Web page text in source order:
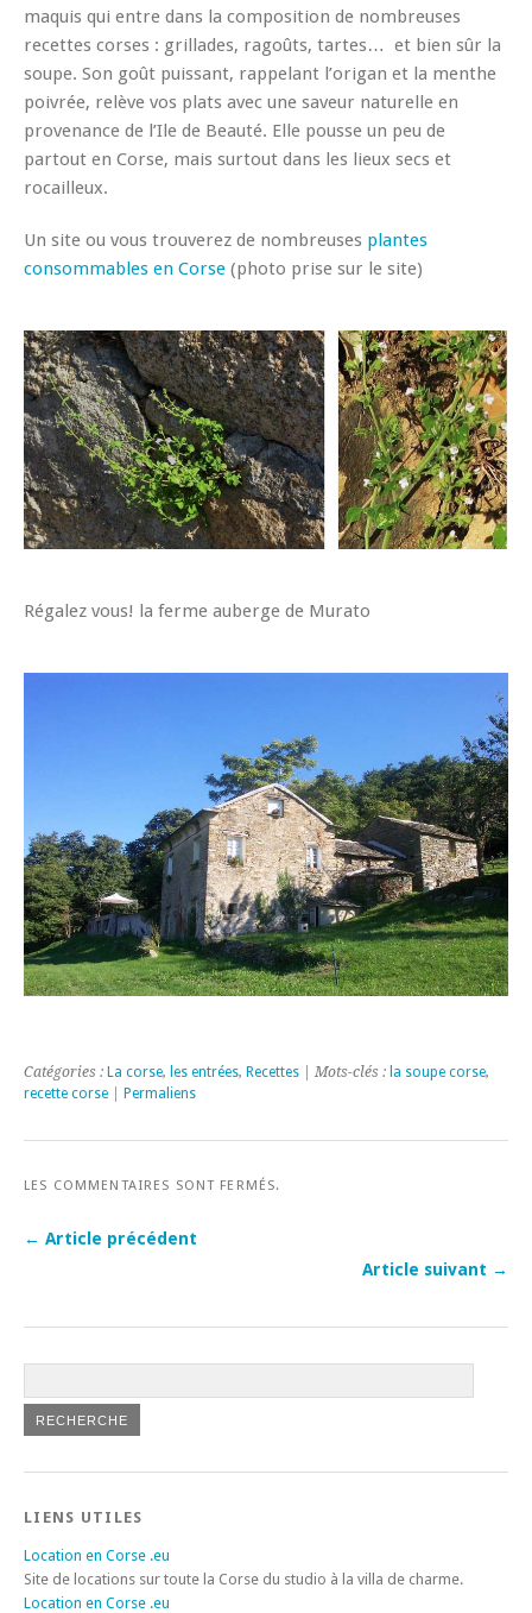
maquis qui entre dans la composition de nombreuses
recettes corses : grillades, ragoûts, tartes… et bien sûr la
soupe. Son goût puissant, rappelant l’origan et la menthe
poivrée, relève vos plats avec une saveur naturelle en
provenance de l’Ile de Beauté. Elle pousse un peu de
partout en Corse, mais surtout dans les lieux secs et
rocailleux.
Un site ou vous trouverez de nombreuses plantes
consommables en Corse (photo prise sur le site)
Régalez vous! la ferme auberge de Murato
Catégories : La corse, les entrées, Recettes | Mots-clés : la soupe corse,
recette corse
Permaliens
LES COMMENTAIRES SONT FERMÉS.
← Article précédent
Article suivant →
LIENS UTILES
Location en Corse .eu
Site de locations sur toute la Corse du studio à la villa de charme.
Location en Corse .eu